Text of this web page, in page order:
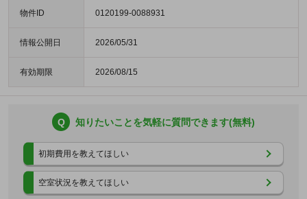
物件ID 0120199-0088931
情報公開日 2026/05/31
有効期限 2026/08/15
Q 知りたいことを気軽に質問できます(無料)
初期費用を教えてほしい
空室状況を教えてほしい